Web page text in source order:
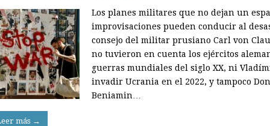
Los planes militares que no dejan un
improvisaciones pueden conducir al
consejo del militar prusiano Carl von
no tuvieron en cuenta los ejércitos
guerras mundiales del siglo XX, ni
invadir Ucrania en el 2022, y tampoco
Beniamin…
más →